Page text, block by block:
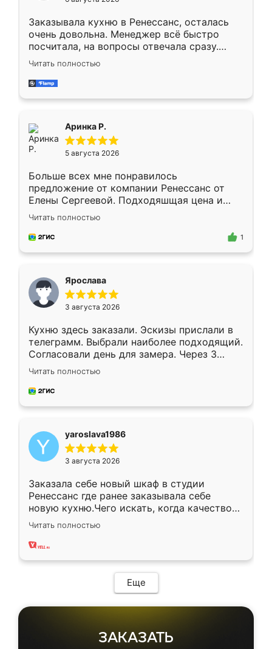
Заказывала кухню в Ренессанс, осталась
очень довольна. Менеджер всё быстро
посчитала, на вопросы отвечала сразу.
Замерщик приехал в субботу, подошёл к
делу со всей ответственностью. Собрали
за день, ребята работали аккуратно, даже
Читать полностью
Аринка Р.
5 августа 2026
Больше всех мне понравилось
предложение от компании Ренессанс от
Елены Сергеевой. Подходяшщая цена и
короткие сроки изготовления. Приехавший
для замера сотрудник Владислав
предложил по моему эскизу самый
Читать полностью
1
Ярослава
3 августа 2026
Кухню здесь заказали. Эскизы прислали в
телеграмм. Выбрали наиболее подходящий.
Согласовали день для замера. Через 3
недели кухня была уже готова. Остались
довольны работой. Спасибо Ренессанс
мебель за качественную работу!
Читать полностью
yaroslava1986
3 августа 2026
Заказала себе новый шкаф в студии
Ренессанс где ранее заказывала себе
новую кухню.Чего искать, когда качеством
вполне довольна. Служит кухня уже почти
два года, нареканий нет.
Читать полностью
Еще
ЗАКАЗАТЬ